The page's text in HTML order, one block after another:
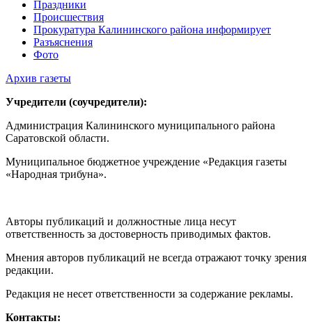
Праздники
Происшествия
Прокуратура Калининского района информирует
Разъяснения
Фото
Архив газеты
Учредители (соучредители):
Администрация Калининского муниципального района
Саратовской области.
Муниципальное бюджетное учреждение «Редакция газеты
«Народная трибуна».
Авторы публикаций и должностные лица несут
ответственность за достоверность приводимых фактов.
Мнения авторов публикаций не всегда отражают точку зрения
редакции.
Редакция не несет ответственности за содержание рекламы.
Контакты: